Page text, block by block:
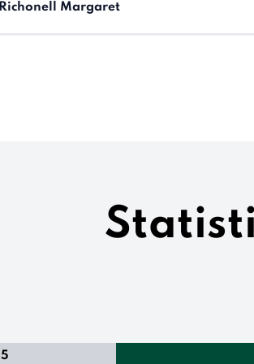
Richonell Margaret
5